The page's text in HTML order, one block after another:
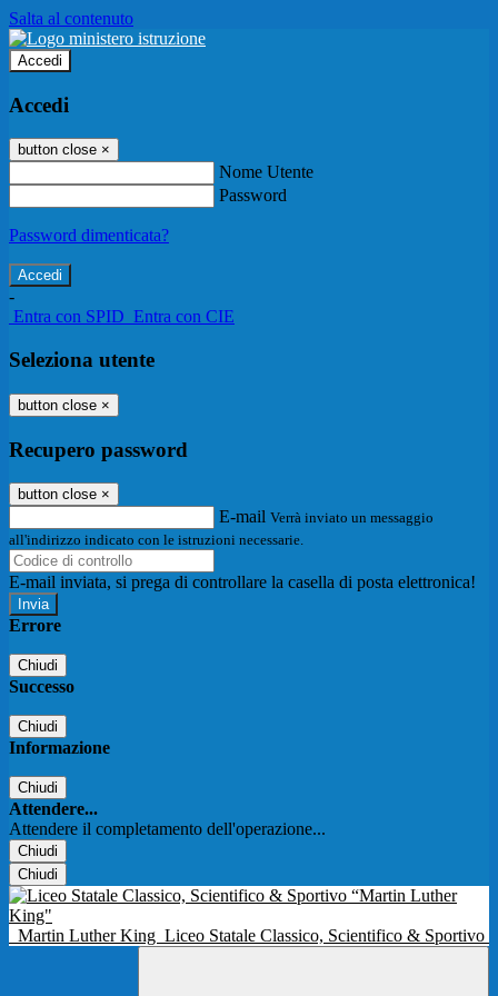
Salta al contenuto
Accedi
Accedi
button close ×
Nome Utente
Password
Password dimenticata?
-
Entra con SPID Entra con CIE
Seleziona utente
button close ×
Recupero password
button close ×
E-mail Verrà inviato un messaggio
all'indirizzo indicato con le istruzioni necessarie.
E-mail inviata, si prega di controllare la casella di posta elettronica!
Errore
Chiudi
Successo
Chiudi
Informazione
Chiudi
Attendere...
Attendere il completamento dell'operazione...
Chiudi
Chiudi
Martin Luther King Liceo Statale Classico, Scientifico & Sportivo